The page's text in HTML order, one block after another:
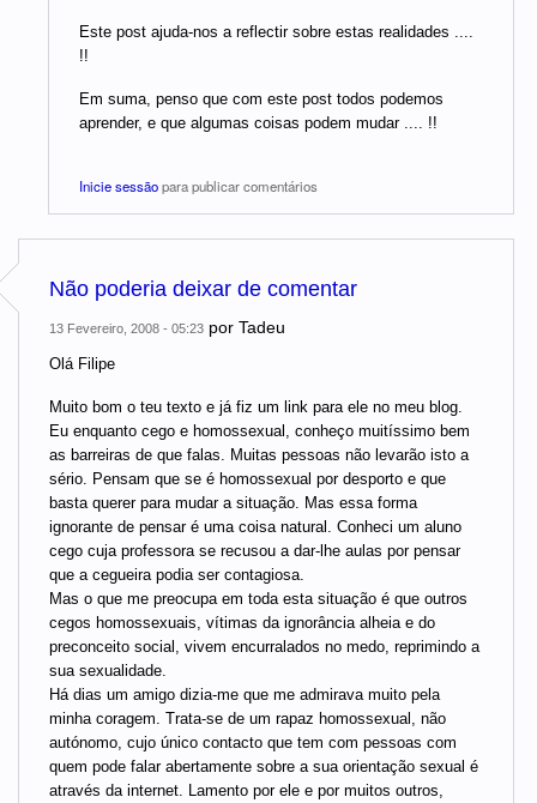
Este post ajuda-nos a reflectir sobre estas realidades ....
!!
Em suma, penso que com este post todos podemos
aprender, e que algumas coisas podem mudar .... !!
Inicie sessãopara publicar comentários
Não poderia deixar de comentar
13 Fevereiro, 2008 - 05:23 por Tadeu
Olá Filipe
Muito bom o teu texto e já fiz um link para ele no meu blog.
Eu enquanto cego e homossexual, conheço muitíssimo bem
as barreiras de que falas. Muitas pessoas não levarão isto a
sério. Pensam que se é homossexual por desporto e que
basta querer para mudar a situação. Mas essa forma
ignorante de pensar é uma coisa natural. Conheci um aluno
cego cuja professora se recusou a dar-lhe aulas por pensar
que a cegueira podia ser contagiosa.
Mas o que me preocupa em toda esta situação é que outros
cegos homossexuais, vítimas da ignorância alheia e do
preconceito social, vivem encurralados no medo, reprimindo a
sua sexualidade.
Há dias um amigo dizia-me que me admirava muito pela
minha coragem. Trata-se de um rapaz homossexual, não
autónomo, cujo único contacto que tem com pessoas com
quem pode falar abertamente sobre a sua orientação sexual é
através da internet. Lamento por ele e por muitos outros,